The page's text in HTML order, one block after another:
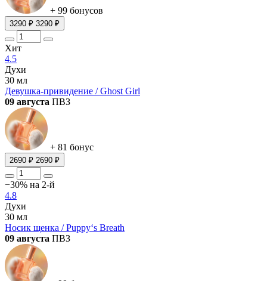
+ 99 бонусов
3290 ₽ 3290 ₽
Хит
4.5
Духи
30 мл
Девушка-привидение / Ghost Girl
09 августа ПВЗ
+ 81 бонус
2690 ₽ 2690 ₽
−30% на 2-й
4.8
Духи
30 мл
Носик щенка / Puppy‘s Breath
09 августа ПВЗ